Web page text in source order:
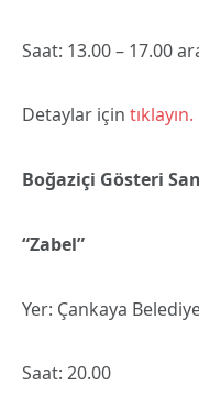
Saat: 13.00 – 17.00
Detaylar için tıklayın.
Boğaziçi Gösteri
“Zabel”
Yer: Çankaya
Saat: 20.00